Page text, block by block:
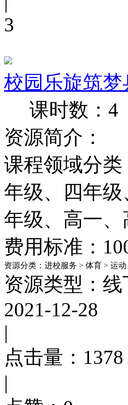
3
校园乐旋筑梦
课时数：4
资源简介：
课程领域分
年级、四年
年级、高一
费用标准：
资源分类： 进校服务 > 体育 > 运动
资源类型：
2021-12-28
|
点击量： 1378
|